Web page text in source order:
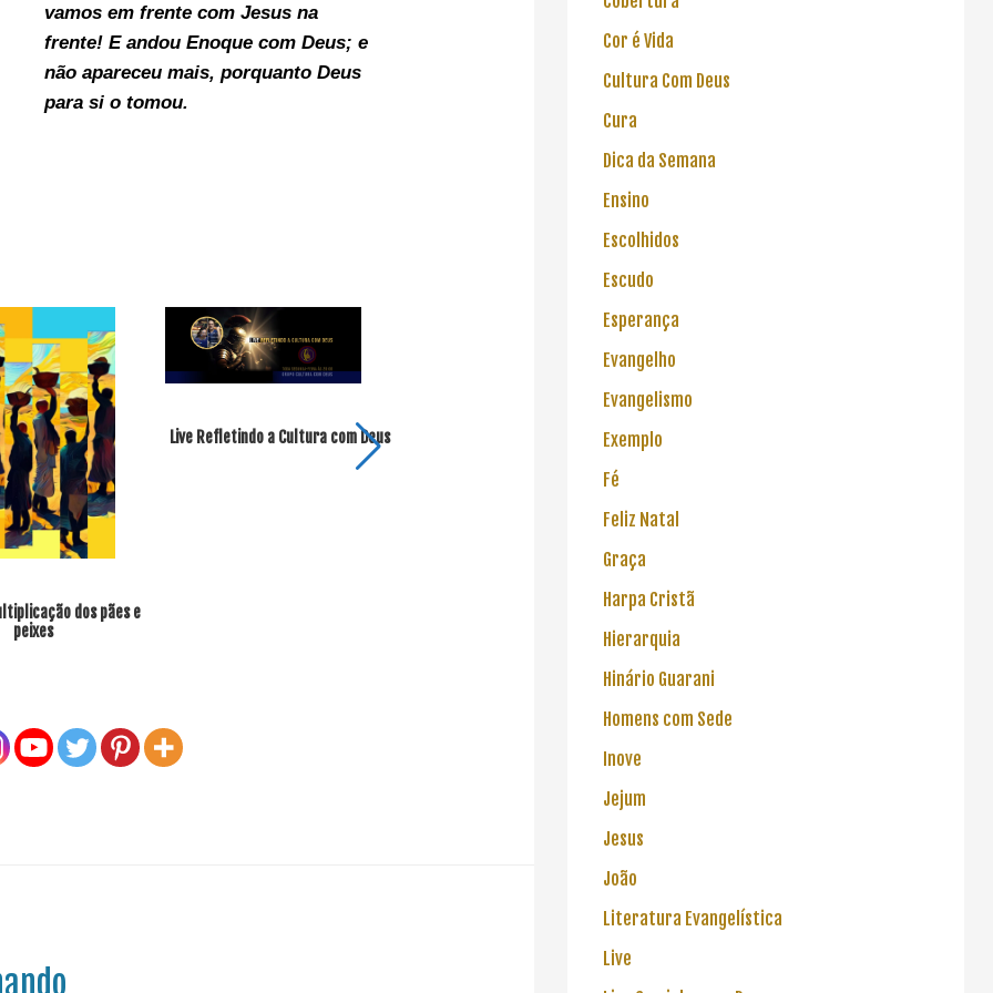
vamos em frente com Jesus na
frente! E andou Enoque com Deus; e
não apareceu mais, porquanto Deus
para si o tomou.
dos pães e
peixes
Live Refletindo a Cultura com Deus
João, o Evangelho do Amor
Cor é Vida
Cultura Com Deus
Cura
Dica da Semana
Ensino
Escolhidos
Escudo
Esperança
Evangelho
Evangelismo
Exemplo
Fé
Feliz Natal
Graça
Harpa Cristã
Hierarquia
Hinário Guarani
Homens com Sede
Inove
Jejum
Jesus
João
Literatura Evangelística
Live